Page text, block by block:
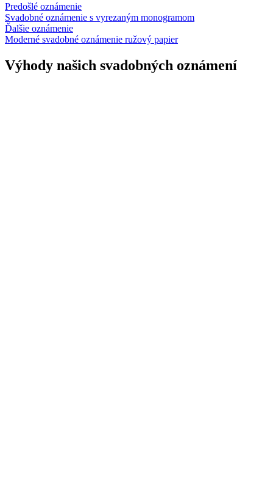
Predošlé oznámenie
Svadobné oznámenie s vyrezaným monogramom
Ďalšie oznámenie
Moderné svadobné oznámenie ružový papier
Výhody našich svadobných oznámení